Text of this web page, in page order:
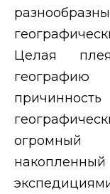
Целая
огромный